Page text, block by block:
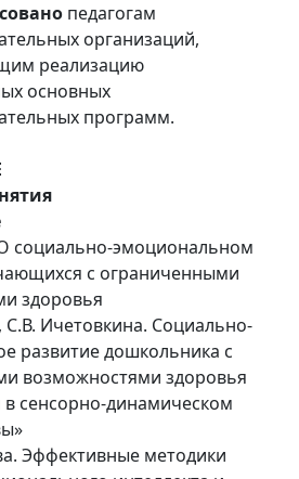
педагогам
организаций,
реализацию
основных
программ.
социально-эмоциональном
с ограниченными
здоровья
С.В. Ичетовкина. Социально-
развитие дошкольника с
возможностями здоровья
в сенсорно-динамическом
Эффективные методики